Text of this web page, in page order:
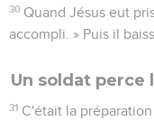
30 Quand Jésus eut
accompli. » Puis il
Un soldat perce
31 C'était la